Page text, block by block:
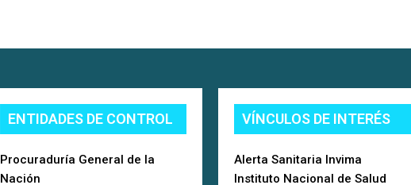
ENTIDADES DE CONTROL
Procuraduría General de la
Nación
VÍNCULOS DE INTERÉS
Alerta Sanitaria Invima
Instituto Nacional de Salud